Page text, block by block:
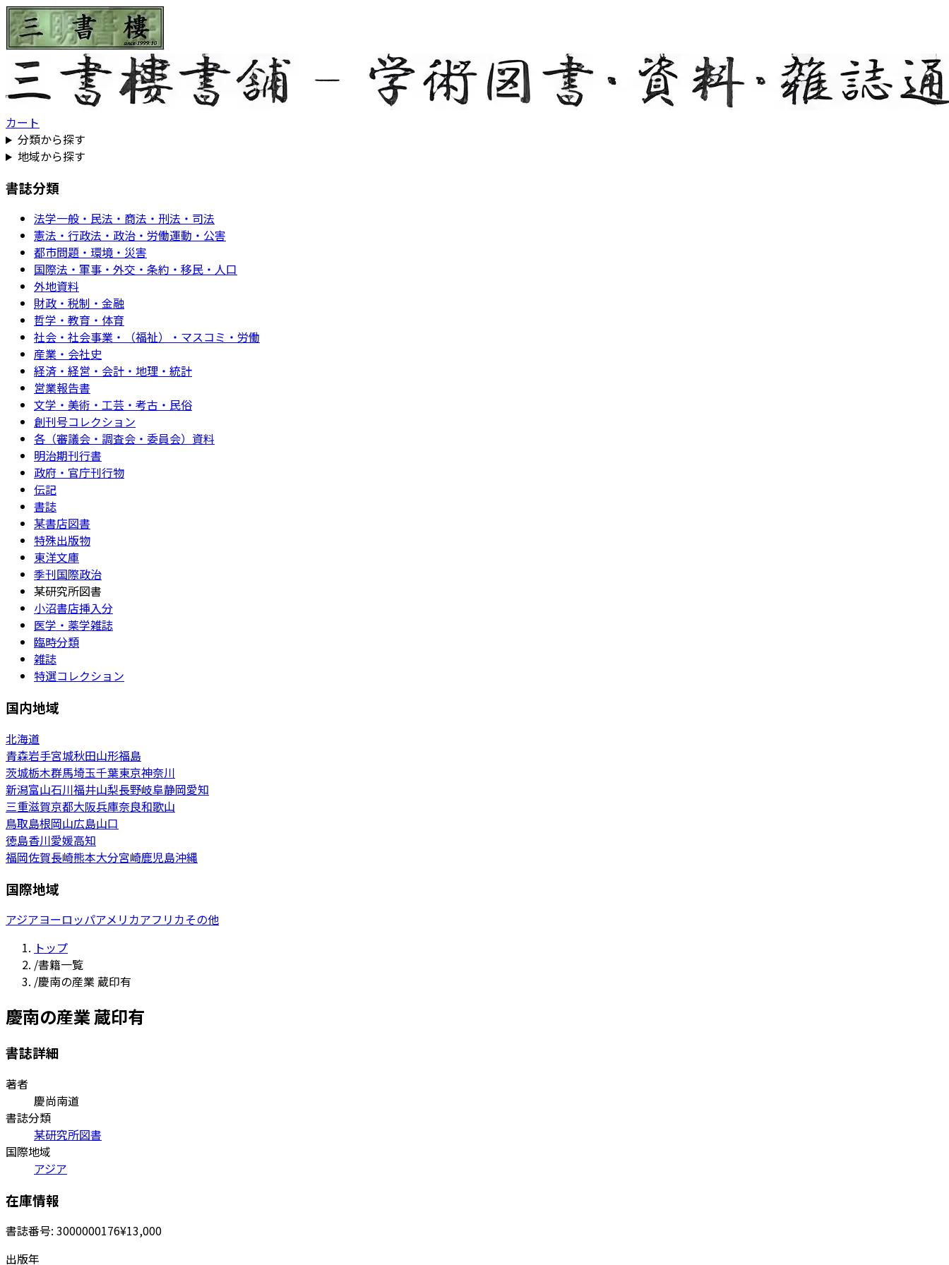
カート
分類から探す
地域から探す
書誌分類
法学一般・民法・商法・刑法・司法
憲法・行政法・政治・労働運動・公害
都市問題・環境・災害
国際法・軍事・外交・条約・移民・人口
外地資料
財政・税制・金融
哲学・教育・体育
社会・社会事業・（福祉）・マスコミ・労働
産業・会社史
経済・経営・会計・地理・統計
営業報告書
文学・美術・工芸・考古・民俗
創刊号コレクション
各（審議会・調査会・委員会）資料
明治期刊行書
政府・官庁刊行物
伝記
書誌
某書店図書
特殊出版物
東洋文庫
季刊国際政治
某研究所図書
小沼書店挿入分
医学・薬学雑誌
臨時分類
雑誌
特選コレクション
国内地域
北海道
青森岩手宮城秋田山形福島
茨城栃木群馬埼玉千葉東京神奈川
新潟富山石川福井山梨長野岐阜静岡愛知
三重滋賀京都大阪兵庫奈良和歌山
鳥取島根岡山広島山口
徳島香川愛媛高知
福岡佐賀長崎熊本大分宮崎鹿児島沖縄
国際地域
アジアヨーロッパアメリカアフリカその他
トップ
/書籍一覧
/慶南の産業 蔵印有
慶南の産業 蔵印有
書誌詳細
著者
慶尚南道
書誌分類
某研究所図書
国際地域
アジア
在庫情報
書誌番号: 3000000176¥13,000
出版年